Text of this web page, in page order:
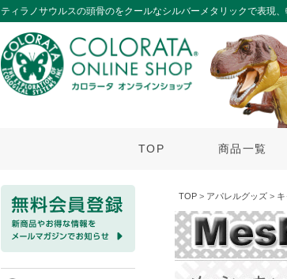
ティラノサウルスの頭骨のをクールなシルバーメタリックで表現
TOP 商品一覧
TOP > アパレルグッズ >